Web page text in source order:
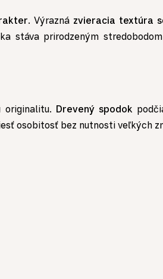
. Výrazná zvieracia textúra
stáva prirodzeným
originalitu. Drevený spodok
osobitosť bez nutnosti veľkých